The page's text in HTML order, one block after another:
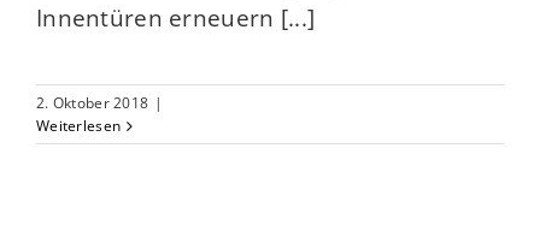
Innentüren erneuern [...]
2. Oktober 2018 |
Weiterlesen